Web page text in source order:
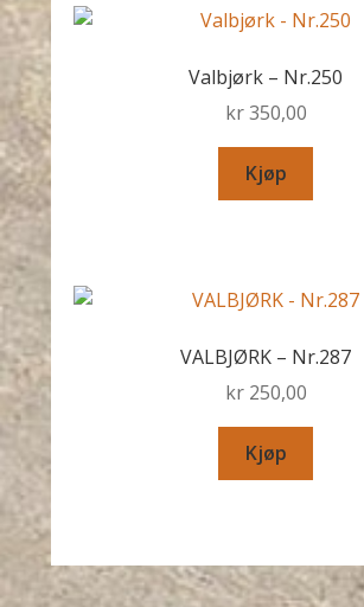
Valbjørk – Nr.250
kr350,00
Kjøp
VALBJØRK – Nr.287
kr250,00
Kjøp